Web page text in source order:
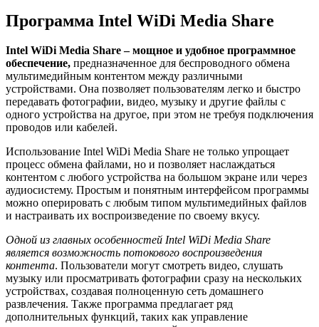
Программа Intel WiDi Media Share
Intel WiDi Media Share – мощное и удобное программное
обеспечение, предназначенное для беспроводного обмена
мультимедийным контентом между различными
устройствами. Она позволяет пользователям легко и быстро
передавать фотографии, видео, музыку и другие файлы с
одного устройства на другое, при этом не требуя подключения
проводов или кабелей.
Использование Intel WiDi Media Share не только упрощает
процесс обмена файлами, но и позволяет наслаждаться
контентом с любого устройства на большом экране или через
аудиосистему. Простым и понятным интерфейсом программы
можно оперировать с любым типом мультимедийных файлов
и настраивать их воспроизведение по своему вкусу.
Одной из главных особенностей Intel WiDi Media Share
является возможность потокового воспроизведения
контента. Пользователи могут смотреть видео, слушать
музыку или просматривать фотографии сразу на нескольких
устройствах, создавая полноценную сеть домашнего
развлечения. Также программа предлагает ряд
дополнительных функций, таких как управление